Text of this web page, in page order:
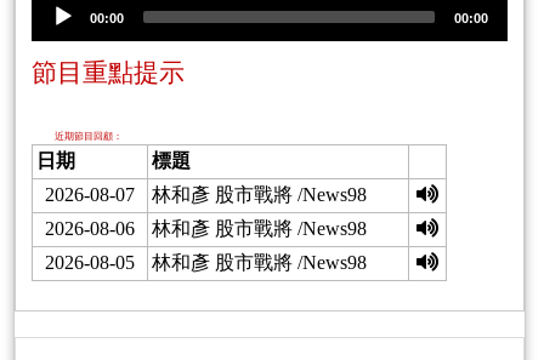
00:00 00:00
節目重點提示
近期節目回顧：
日期
標題
2026-08-07
林和彥 股市戰將 /News98
2026-08-06
林和彥 股市戰將 /News98
2026-08-05
林和彥 股市戰將 /News98